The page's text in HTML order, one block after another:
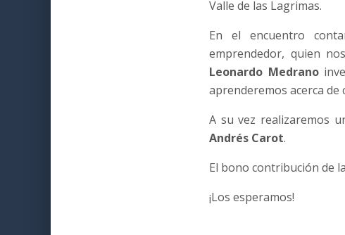
Valle de las Lagrimas.
En el encuentro
emprendedor, quien
Leonardo Medrano
aprenderemos acerca de
A su vez realizaremos
Andrés Carot.
El bono contribución de
¡Los esperamos!